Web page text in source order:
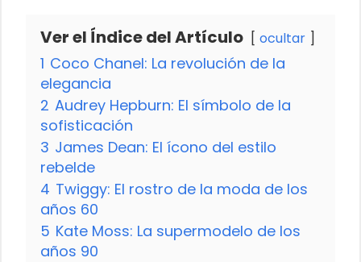
Ver el Índice del Artículo ocultar
1 Coco Chanel: La revolución de la
elegancia
2 Audrey Hepburn: El símbolo de la
sofisticación
3 James Dean: El ícono del estilo
rebelde
4 Twiggy: El rostro de la moda de los
años 60
5 Kate Moss: La supermodelo de los
años 90